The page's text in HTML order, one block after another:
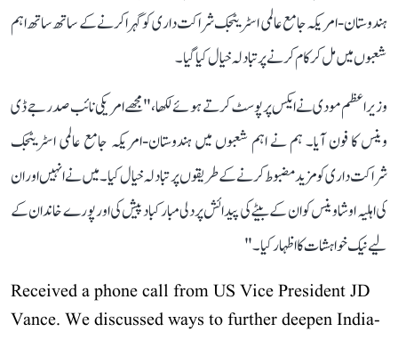
ہندوستان-امریکہ جامع عالمی اسٹریٹجک شراکت داری کو گہرا کرنے کے ساتھ ساتھ اہم
شعبوں میں مل کر کام کرنے پر تبادلہ خیال کیا گیا۔
وزیر اعظم مودی نے ایکس پر پوسٹ کرتے ہوئے لکھا، "مجھے امریکی نائب صدر جے ڈی
وینس کا فون آیا۔ ہم نے اہم شعبوں میں ہندوستان-امریکہ جامع عالمی اسٹریٹجک
شراکت داری کو مزید مضبوط کرنے کے طریقوں پر تبادلہ خیال کیا۔ میں نے انہیں اور ان
کی اہلیہ اوشا وینس کو ان کے بیٹے کی پیدائش پر دلی مبارکباد پیش کی اور پورے خاندان کے
لیے نیک خواہشات کا اظہار کیا۔"
Received a phone call from US Vice President JD
Vance. We discussed ways to further deepen India-